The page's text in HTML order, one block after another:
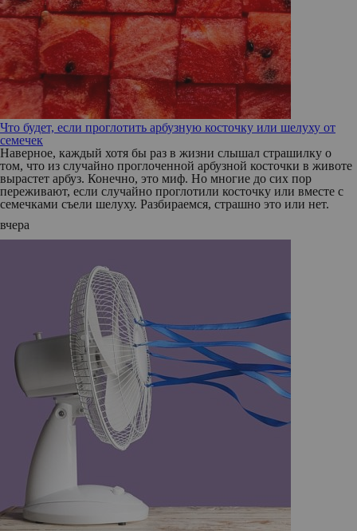
Что будет, если проглотить арбузную косточку или шелуху от
семечек
Наверное, каждый хотя бы раз в жизни слышал страшилку о
том, что из случайно проглоченной арбузной косточки в животе
вырастет арбуз. Конечно, это миф. Но многие до сих пор
переживают, если случайно проглотили косточку или вместе с
семечками съели шелуху. Разбираемся, страшно это или нет.
вчера